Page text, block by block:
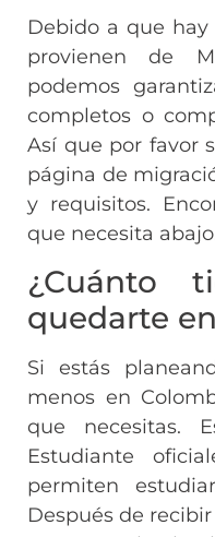
Debido a que
provienen de
podemos
completos o
Así que por favor
página de
y requisitos.
que necesita
¿Cuánto
quedarte
Si estás
menos en
que necesitas.
Estudiante
permiten
Después de